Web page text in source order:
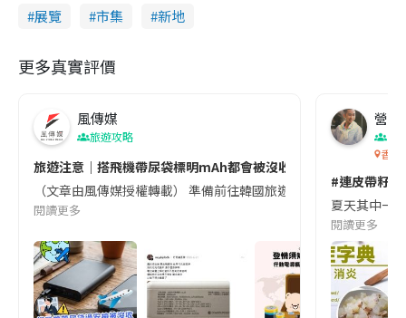
展覽
市集 新地
更多真實評價
風傳媒
旅遊攻略
旅遊注意｜搭飛機帶尿袋標明mAh都會被沒收😱出發前切記檢查
（文章由風傳媒授權轉載） 準備前往韓國旅遊的民眾，近期要
閱讀更多
營養
香港
#連皮帶籽
夏天其中一
閱讀更多